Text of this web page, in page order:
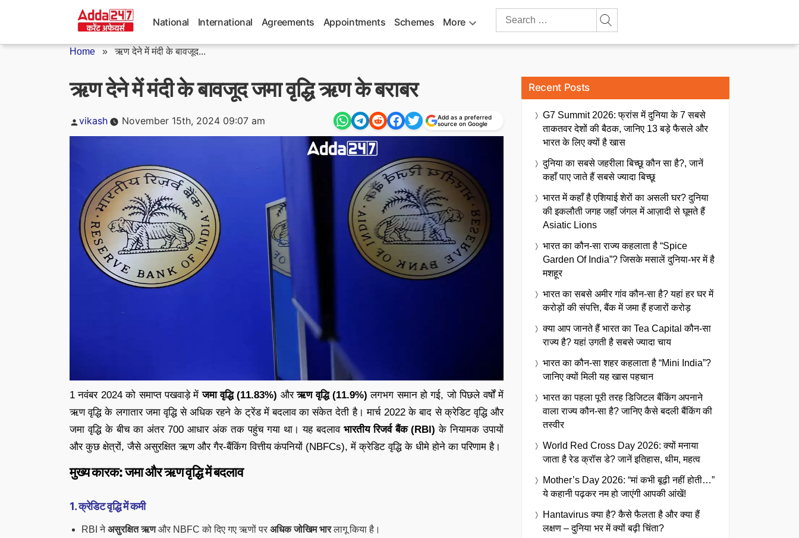
National International Agreements Appointments Schemes More
Search
Home »ऋण देने में मंदी के बावजूद...
ऋण देने में मंदी के बावजूद जमा वृद्धि ऋण के बराबर
Posted
vikash November 15th, 2024 09:07 am
Add as a preferred
source on Google
1 नवंबर 2024 को समाप्त पखवाड़े मेंजमा वृद्धि (11.83%) औरऋण वृद्धि (11.9%) लगभग समान हो गई, जो पिछले वर्षों में
ऋण वृद्धि के लगातार जमा वृद्धि से अधिक रहने के ट्रेंड में बदलाव का संकेत देती है। मार्च 2022 के बाद से क्रेडिट वृद्धि और
जमा वृद्धि के बीच का अंतर 700 आधार अंक तक पहुंच गया था। यह बदलाव भारतीय रिजर्व बैंक (RBI) के नियामक उपायों
और कुछ क्षेत्रों, जैसे असुरक्षित ऋण और गैर-बैंकिंग वित्तीय कंपनियों (NBFCs), में क्रेडिट वृद्धि के धीमे होने का परिणाम है।
मुख्य कारक: जमा और ऋण वृद्धि में बदलाव
1. क्रेडिट वृद्धि में कमी
RBI नेअसुरक्षित ऋणऔर NBFC को दिए गए ऋणों पर अधिक जोखिम भारलागू किया है।
Recent Posts
G7 Summit 2026: फ्रांस में दुनिया के 7 सबसे
ताकतवर देशों की बैठक, जानिए 13 बड़े फैसले और
भारत के लिए क्यों है खास
दुनिया का सबसे जहरीला बिच्छू कौन सा है?, जानें
कहाँ पाए जाते हैं सबसे ज्यादा बिच्छू
भारत में कहाँ है एशियाई शेरों का असली घर? दुनिया
की इकलौती जगह जहाँ जंगल में आज़ादी से घूमते हैं
Asiatic Lions
भारत का कौन-सा राज्य कहलाता है “Spice
Garden Of India”? जिसके मसालें दुनिया-भर में है
मशहूर
भारत का सबसे अमीर गांव कौन-सा है? यहां हर घर में
करोड़ों की संपत्ति, बैंक में जमा हैं हजारों करोड़
क्या आप जानते हैं भारत का Tea Capital कौन-सा
राज्य है? यहां उगती है सबसे ज्यादा चाय
भारत का कौन-सा शहर कहलाता है “Mini India”?
जानिए क्यों मिली यह खास पहचान
भारत का पहला पूरी तरह डिजिटल बैंकिंग अपनाने
वाला राज्य कौन-सा है? जानिए कैसे बदली बैंकिंग की
तस्वीर
World Red Cross Day 2026: क्यों मनाया
जाता है रेड क्रॉस डे? जानें इतिहास, थीम, महत्व
Mother’s Day 2026: “मां कभी बूढ़ी नहीं होती…”
ये कहानी पढ़कर नम हो जाएंगी आपकी आंखें!
Hantavirus क्या है? कैसे फैलता है और क्या हैं
लक्षण – दुनिया भर में क्यों बढ़ी चिंता?